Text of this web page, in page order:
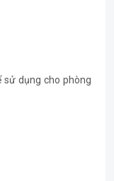
sử dụng cho phòng